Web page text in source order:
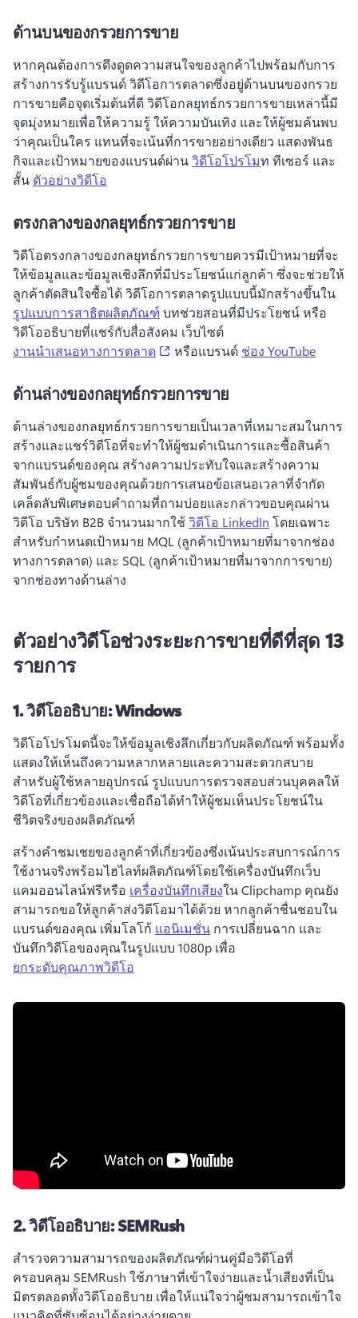
ด้านบนของกรวยการขาย
หากคุณต้องการดึงดูดความสนใจของลูกค้าไปพร้อมกับการ
สร้างการรับรู้แบรนด์ วิดีโอการตลาดซึ่งอยู่ด้านบนของกรวย
การขายคือจุดเริ่มต้นที่ดี วิดีโอกลยุทธ์กรวยการขายเหล่านี้มี
จุดมุ่งหมายเพื่อให้ความรู้ ให้ความบันเทิง และให้ผู้ชมค้นพบ
ว่าคุณเป็นใคร แทนที่จะเน้นที่การขายอย่างเดียว แสดงพันธ
กิจและเป้าหมายของแบรนด์ผ่าน วิดีโอโปรโมท ทีเซอร์ และ
สั้น ตัวอย่างวิดีโอ
ตรงกลางของกลยุทธ์กรวยการขาย
วิดีโอตรงกลางของกลยุทธ์กรวยการขายควรมีเป้าหมายที่จะ
ให้ข้อมูลและข้อมูลเชิงลึกที่มีประโยชน์แก่ลูกค้า ซึ่งจะช่วยให้
ลูกค้าตัดสินใจซื้อได้ วิดีโอการตลาดรูปแบบนี้มักสร้างขึ้นใน
รูปแบบการสาธิตผลิตภัณฑ์ บทช่วยสอนที่มีประโยชน์ หรือ
วิดีโออธิบายที่แชร์กับสื่อสังคม เว็บไซต์
งานนําเสนอทางการตลาด
(opens in a new tab)
หรือแบรนด์ ช่อง YouTube
ด้านล่างของกลยุทธ์กรวยการขาย
ด้านล่างของกลยุทธ์กรวยการขายเป็นเวลาที่เหมาะสมในการ
สร้างและแชร์วิดีโอที่จะทำให้ผู้ชมดำเนินการและซื้อสินค้า
จากแบรนด์ของคุณ สร้างความประทับใจและสร้างความ
สัมพันธ์กับผู้ชมของคุณด้วยการเสนอข้อเสนอเวลาที่จํากัด
เคล็ดลับพิเศษตอบคําถามที่ถามบ่อยและกล่าวขอบคุณผ่าน
วิดีโอ บริษัท B2B จำนวนมากใช้ วิดีโอ LinkedIn โดยเฉพาะ
สำหรับกำหนดเป้าหมาย MQL (ลูกค้าเป้าหมายที่มาจากช่อง
ทางการตลาด) และ SQL (ลูกค้าเป้าหมายที่มาจากการขาย)
จากช่องทางด้านล่าง
ตัวอย่างวิดีโอช่วงระยะการขายที่ดีที่สุด 13
รายการ
1.วิดีโออธิบาย: Windows
วิดีโอโปรโมตนี้จะให้ข้อมูลเชิงลึกเกี่ยวกับผลิตภัณฑ์ พร้อมทั้ง
แสดงให้เห็นถึงความหลากหลายและความสะดวกสบาย
สำหรับผู้ใช้หลายอุปกรณ์ รูปแบบการตรวจสอบส่วนบุคคลให้
วิดีโอที่เกี่ยวข้องและเชื่อถือได้ทําให้ผู้ชมเห็นประโยชน์ใน
ชีวิตจริงของผลิตภัณฑ์
สร้างคําชมเชยของลูกค้าที่เกี่ยวข้องซึ่งเน้นประสบการณ์การ
ใช้งานจริงพร้อมไฮไลท์ผลิตภัณฑ์โดยใช้เครื่องบันทึกเว็บ
แคมออนไลน์ฟรีหรือ เครื่องบันทึกเสียงใน Clipchamp คุณยัง
สามารถขอให้ลูกค้าส่งวิดีโอมาได้ด้วย หากลูกค้าชื่นชอบใน
แบรนด์ของคุณ เพิ่มโลโก้ แอนิเมชั่น การเปลี่ยนฉาก และ
บันทึกวิดีโอของคุณในรูปแบบ 1080p เพื่อ
ยกระดับคุณภาพวิดีโอ
2.วิดีโออธิบาย: SEMRush
สำรวจความสามารถของผลิตภัณฑ์ผ่านคู่มือวิดีโอที่
ครอบคลุม SEMRush ใช้ภาษาที่เข้าใจง่ายและน้ำเสียงที่เป็น
มิตรตลอดทั้งวิดีโออธิบาย เพื่อให้แน่ใจว่าผู้ชมสามารถเข้าใจ